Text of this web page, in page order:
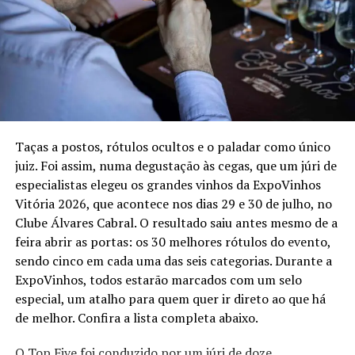
Além das diferentes combinações de proteínas, todas as
tábuas contam com três acompanhamentos à escolha
do cliente. As opções são: Arroz Pilaf, Garlic Mashed
Potato, Jacket Potato, Caesar Salad, Salada da Casa,
Fritas, El Ranchito, Aussie Mac N’ Cheese e Legumes.
Período:até 4 de outubro de 2026
Disponibilidade:Oferta válida para os Outback físicos
(unidades no Shopping Vitória, Shopping Vila Velha e
Shopping Mestre Álvaro – Serra), delivery (App Meu
Outback e plataformas Ifood) e pedidos para viagem.
Informações:https://www.outback.com.br/outback-
boards
Taças a postos, rótulos ocultos e o paladar como único
juiz. Foi assim, numa degustação às cegas, que um júri de
especialistas elegeu os grandes vinhos da ExpoVinhos
Vitória 2026, que acontece nos dias 29 e 30 de julho, no
Clube Álvares Cabral. O resultado saiu antes mesmo de a
feira abrir as portas: os 30 melhores rótulos do evento,
sendo cinco em cada uma das seis categorias. Durante a
ExpoVinhos, todos estarão marcados com um selo
especial, um atalho para quem quer ir direto ao que há
de melhor. Confira a lista completa abaixo.